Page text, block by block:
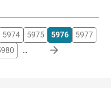
5974 5975 5976
5977
…